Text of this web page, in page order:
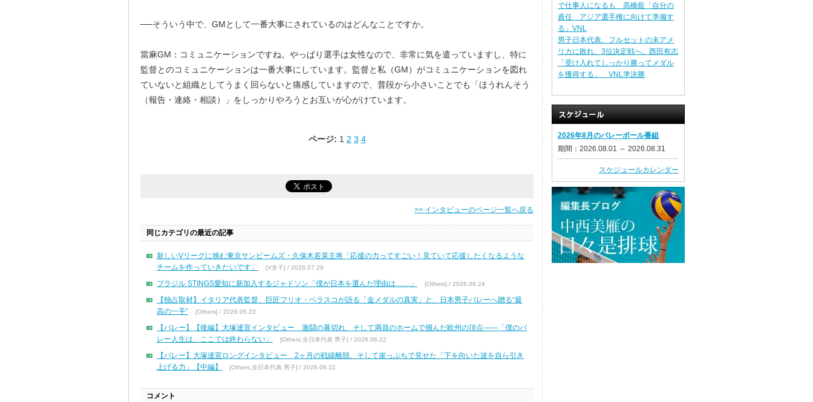
──そういう中で、GMとして一番大事にされているのはどんなことですか。
當麻GM：コミュニケーションですね。やっぱり選手は女性なので、非常に気を遣っていますし、特に
監督とのコミュニケーションは一番大事にしています。監督と私（GM）がコミュニケーションを図れ
ていないと組織としてうまく回らないと痛感していますので、普段から小さいことでも「ほうれんそう
（報告・連絡・相談）」をしっかりやろうとお互いが心がけています。
ページ: 1 2 3 4
>> インタビューのページ一覧へ戻る
同じカテゴリの最近の記事
新しいVリーグに挑む東京サンビームズ・久保木若菜主将「応援の力ってすごい！見ていて応援したくなるような
チームを作っていきたいです」
[V女子] / 2026.07.29
ブラジル STINGS愛知に新加入するジャドソン「僕が日本を選んだ理由は……」 [Others] / 2026.06.24
【独占取材】イタリア代表監督、巨匠フリオ・ベラスコが語る「金メダルの真実」と、日本男子バレーへ贈る“最
高の一手”
[Others] / 2026.06.23
【バレー】【後編】大塚達宣インタビュー 激闘の幕切れ、そして満員のホームで掴んだ欧州の頂点――「僕のバ
レー人生は、ここでは終わらない」
[Others,全日本代表 男子] / 2026.06.22
【バレー】大塚達宣ロングインタビュー 2ヶ月の戦線離脱、そして崖っぷちで見せた「下を向いた波を自ら引き
上げる力」【中編】
[Others,全日本代表 男子] / 2026.06.22
コメント
で仕事人になるも 髙橋藍「自分の
責任 アジア選手権に向けて準備す
る」VNL
男子日本代表、フルセットの末アメ
リカに敗れ、3位決定戦へ。西田有志
「受け入れてしっかり勝ってメダル
を獲得する」 VNL準決勝
2026年8月のバレーボール番組
期間：2026.08.01 ～ 2026.08.31
スケジュールカレンダー